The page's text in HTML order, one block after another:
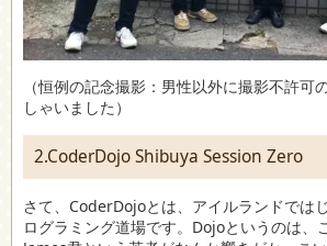
（恒例の記念撮影：男性以外に撮影不許可
しゃいました）
2.CoderDojo Shibuya Session Zero
さて、CoderDojoとは、アイルランドでは
ログラミング道場です。Dojoというのは、